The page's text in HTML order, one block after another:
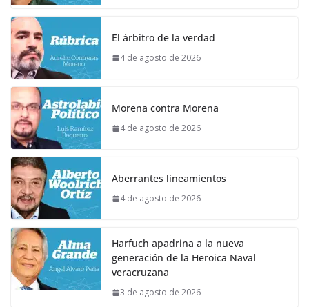
El árbitro de la verdad
4 de agosto de 2026
Morena contra Morena
4 de agosto de 2026
Aberrantes lineamientos
4 de agosto de 2026
Harfuch apadrina a la nueva
generación de la Heroica Naval
veracruzana
3 de agosto de 2026